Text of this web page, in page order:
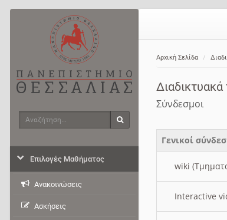
Αρχική Σελίδα
Σύνδεσμοι
Γενικοί
wiki
Interactive
Αναζήτηση
Επιλογές Μαθήματος
Ανακοινώσεις
Ασκήσεις